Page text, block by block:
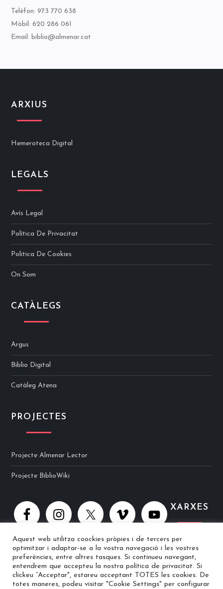
Telèfon: 973 770 638
Mòbil: 620 286 061
Email: biblio@almenar.cat
ARXIUS
Hemeroteca Digital
LEGALS
Avís Legal
Política De Privacitat
Politica De Cookies
On Som
CATÀLEGS
Argus
Biblio Digital
Catàleg Atena
PROJECTES
Projecte Almenar Lector
Projecte BiblioWiki
XARXES
© 2025 Biblioteca Ramon Berenguer IV · Web implementat per
Aquest web utilitza coockies pròpies i de tercers per
optimitzar i adaptar-se a la vostra navegació i les vostres
preferències, entre altres tasques. Si continueu navegant,
entendrem que accepteu la nostra política de privacitat. Si
clickeu “Acceptar", estareu acceptant TOTES les cookies. De
totes maneres, podeu visitar "Cookie Settings" per configurar